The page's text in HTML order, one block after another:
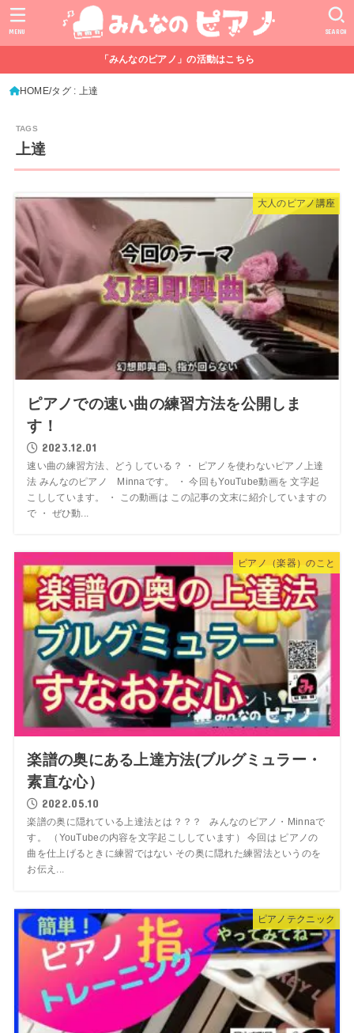
SEARCH
MENU
「みんなのピアノ」の活動はこちら
HOME タグ : 上達
上達
大人のピアノ講座
ピアノでの速い曲の練習方法を公開しま
す！
2023.12.01
速い曲の練習方法、どうしている？ ・ ピアノを使わないピアノ上達
法 みんなのピアノ Minnaです。 ・ 今回もYouTube動画を 文字起
こししています。 ・ この動画は この記事の文末に紹介していますの
で ・ ぜひ動...
ピアノ（楽器）のこと
楽譜の奥にある上達方法(ブルグミュラー・
素直な心）
2022.05.10
楽譜の奥に隠れている上達法とは？？？ みんなのピアノ・Minnaで
す。 （YouTubeの内容を文字起こししています） 今回は ピアノの
曲を仕上げるときに練習ではない その奥に隠れた練習法というのを
お伝え...
ピアノテクニック